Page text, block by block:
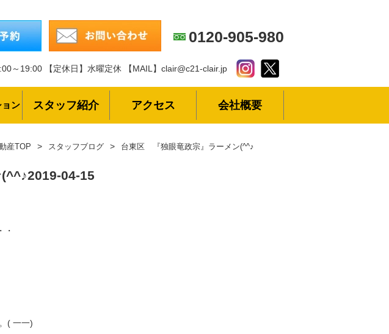
0120-905-980
～19:00 【定休日】水曜定休 【MAIL】clair@c21-clair.jp
ン スタッフ紹介 アクセス 会社概要
産TOP スタッフブログ 台東区 『独眼竜政宗』ラーメン(^^♪
2019-04-15
・
( 一一)